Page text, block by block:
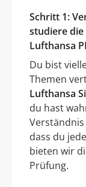
Schritt 1:
studiere
Lufthansa
Du bist
Themen
Lufthansa
du hast
dass du
bieten wir
Prüfung.